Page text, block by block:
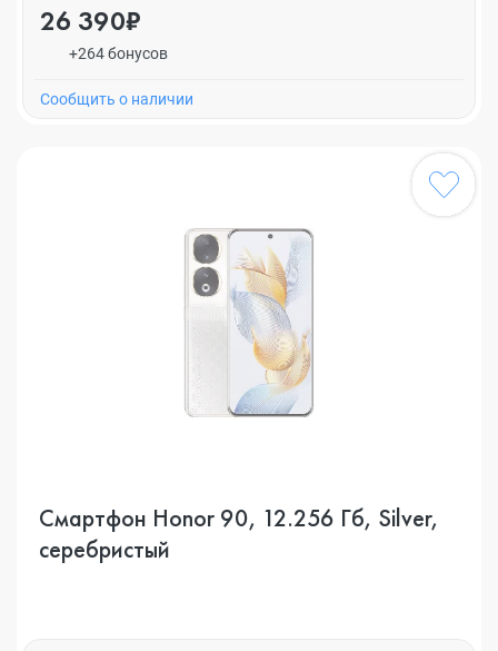
26 390₽
+264 бонусов
Cообщить о наличии
Смартфон Honor 90, 12.256 Гб, Silver,
серебристый